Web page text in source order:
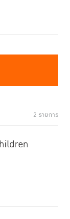
2 รายการ